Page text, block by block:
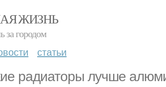
ЖИЗНЬ
за городом
статьи
радиаторы лучше